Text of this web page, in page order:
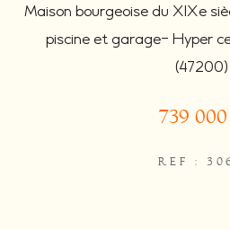
Maison bourgeoise du XIXe
piscine et garage- Hyper
(47200)
739
REF :